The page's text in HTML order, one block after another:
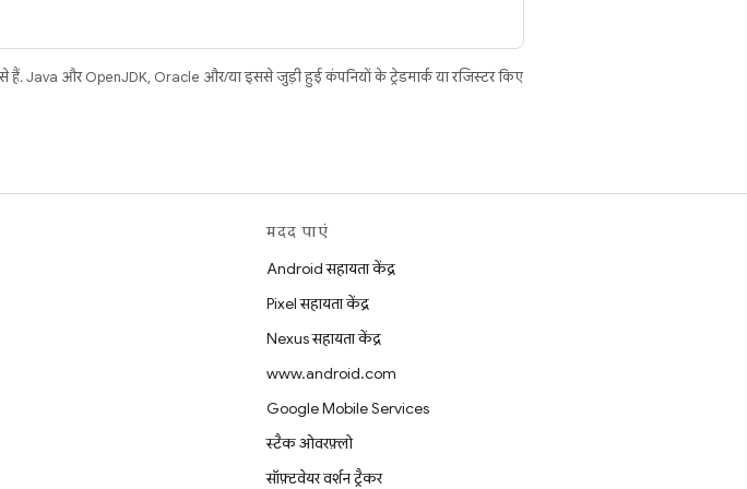
Java और OpenJDK, Oracle और/या इससे जुड़ी हुई कंपनियों के ट्रेडमार्क या रजिस्टर किए
मदद पाएं
Android सहायता केंद्र
Pixel सहायता केंद्र
Nexus सहायता केंद्र
www.android.com
Google Mobile Services
स्टैक ओवरफ़्लो
सॉफ़्टवेयर वर्शन ट्रैकर